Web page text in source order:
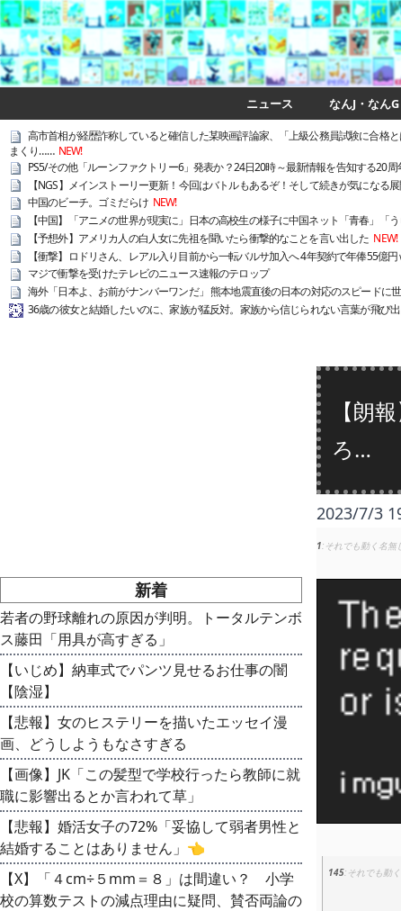
ニュース なんJ・なんG
高市首相が経歴詐称していると確信した某映画評論家、「上級公務員試験に合格
まくり…… NEW!
PS5/その他「ルーンファクトリー6」発表か？24日20時～最新情報を告知する20
【NGS】メインストーリー更新！今回はバトルもあるぞ！そして続きが気になる
中国のビーチ。ゴミだらけ NEW!
【中国】「アニメの世界が現実に」日本の高校生の様子に中国ネット「青春」「う
【予想外】アメリカ人の白人女に先祖を聞いたら衝撃的なことを言い出した NEW!
【衝撃】ロドリさん、レアル入り目前から一転バルサ加入へ 4年契約で年俸55億
マジで衝撃を受けたテレビのニュース速報のテロップ
海外「日本よ、お前がナンバーワンだ」 熊本地震直後の日本の対応のスピードに
36歳の彼女と結婚したいのに、家族が猛反対。家族から信じられない言葉が飛び
【朗
ろ…
2023/7/3
1 それでも動く名無
145 それでも動
新着
若者の野球離れの原因が判明。トータルテンボ
ス藤田「用具が高すぎる」
【いじめ】納車式でパンツ見せるお仕事の闇
【陰湿】
【悲報】女のヒステリーを描いたエッセイ漫
画、どうしようもなさすぎる
【画像】JK「この髪型で学校行ったら教師に就
職に影響出るとか言われて草」
【悲報】婚活女子の72%「妥協して弱者男性と
結婚することはありません」👈
【X】「４cm÷５mm＝８」は間違い？ 小学
校の算数テストの減点理由に疑問、賛否両論の